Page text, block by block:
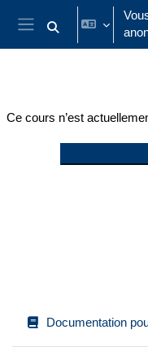
Passer au contenu principal
Panneau latéral
Activer/désactiver
Ce cours n’est
Documentation